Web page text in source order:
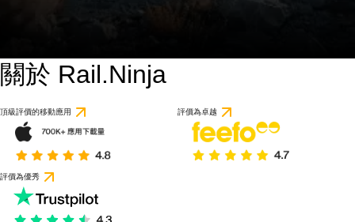
關於 Rail.Ninja
頂級評價的移動應用 評價為卓越
評價為優秀